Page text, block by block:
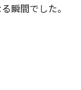
瞬間でした。